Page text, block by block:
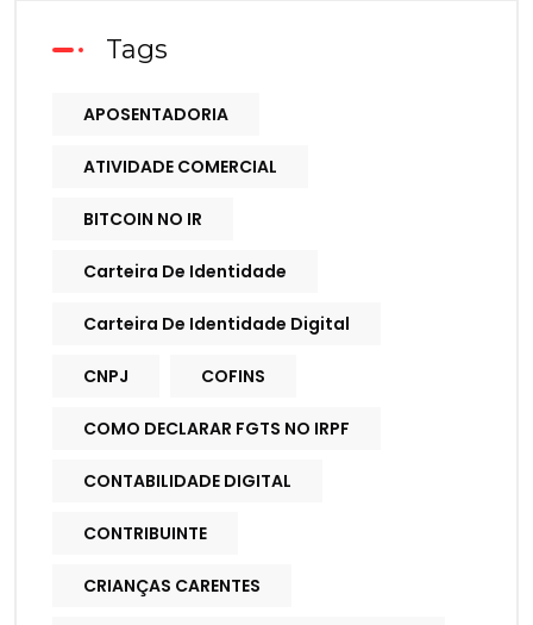
Tags
APOSENTADORIA
ATIVIDADE COMERCIAL
BITCOIN NO IR
Carteira De Identidade
Carteira De Identidade Digital
CNPJ COFINS
COMO DECLARAR FGTS NO IRPF
CONTABILIDADE DIGITAL
CONTRIBUINTE
CRIANÇAS CARENTES